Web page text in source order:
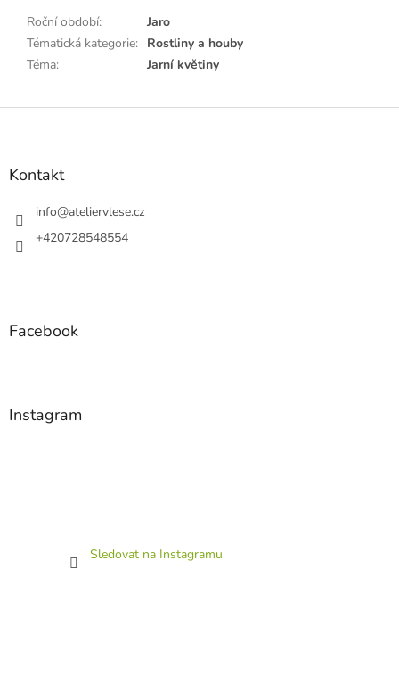
Roční období:
Jaro
Tématická kategorie: Rostliny a houby
Téma: Jarní květiny
Z
Kontakt
info@ateliervlese.cz
+420728548554
Facebook
Instagram
Sledovat na Instagramu